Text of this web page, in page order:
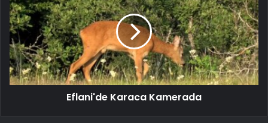
Eflani'de Karaca Kamerada